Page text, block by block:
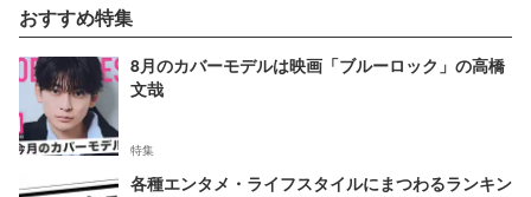
おすすめ特集
8月のカバーモデルは映画「ブルーロック」の高橋
文哉
特集
各種エンタメ・ライフスタイルにまつわるランキン